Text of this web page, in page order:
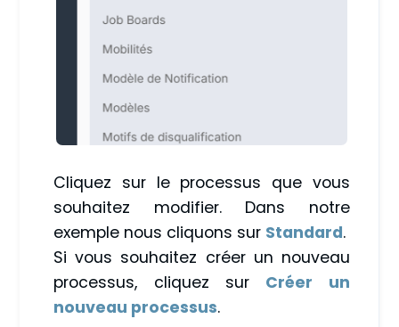
Cliquez sur le processus que vous
souhaitez modifier. Dans notre
exemple nous cliquons sur Standard.
Si vous souhaitez créer un nouveau
processus, cliquez sur Créer un
nouveau processus.